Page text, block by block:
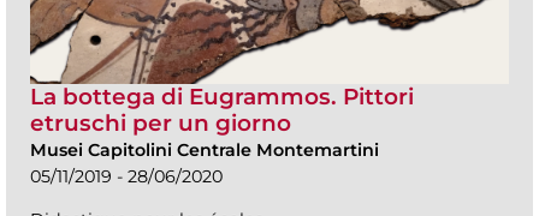
La bottega di Eugrammos. Pittori
etruschi per un giorno
Musei Capitolini Centrale Montemartini
05/11/2019 - 28/06/2020